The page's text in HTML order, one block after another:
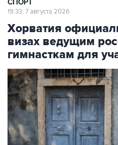
Хорватия
визах ведущим
гимнасткам для